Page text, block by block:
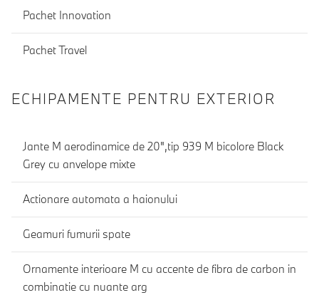
Pachet Innovation
Pachet Travel
ECHIPAMENTE PENTRU EXTERIOR
Jante M aerodinamice de 20",tip 939 M bicolore Black
Grey cu anvelope mixte
Actionare automata a haionului
Geamuri fumurii spate
Ornamente interioare M cu accente de fibra de carbon in
combinatie cu nuante arg